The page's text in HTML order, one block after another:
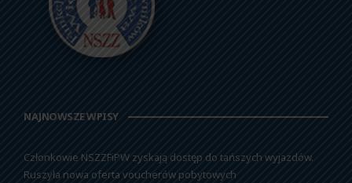
NAJNOWSZE WPISY
Członkowie NSZZFiPW zyskają dostęp do tańszych wyjazdów.
Ruszyła nowa oferta voucherów pobytowych